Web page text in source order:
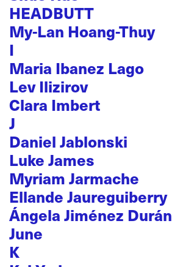
HEADBUTT
My-Lan Hoang-Thuy
I
Maria Ibanez Lago
Lev Ilizirov
Clara Imbert
J
Daniel Jablonski
Luke James
Myriam Jarmache
Ellande Jaureguiberry
Ángela Jiménez Durán
June
K